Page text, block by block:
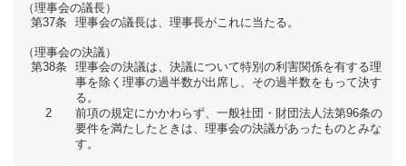
（理事会の議長）
第37条
理事会の議長は、理事長がこれに当たる。
（理事会の決議）
第38条
理事会の決議は、決議について特別の利害関係を有する理
事を除く理事の過半数が出席し、その過半数をもって決す
る。
2
前項の規定にかかわらず、一般社団・財団法人法第96条の
要件を満たしたときは、理事会の決議があったものとみな
す。